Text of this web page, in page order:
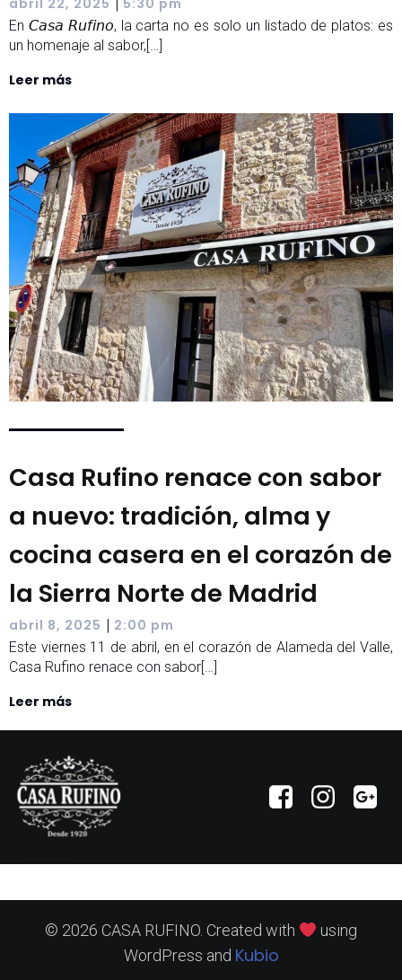
En 𝘊𝘢𝘴𝘢 𝘙𝘶𝘧𝘪𝘯𝘰, la carta no es solo un listado de platos: es
un homenaje al sabor,[…]
Leer más
Casa Rufino renace con sabor
a nuevo: tradición, alma y
cocina casera en el corazón de
la Sierra Norte de Madrid
abril 8, 2025 | 2:00 pm
Este viernes 11 de abril, en el corazón de Alameda del Valle,
Casa Rufino renace con sabor[…]
Leer más
© 2026 CASA RUFINO. Created with
using
WordPress and Kubio